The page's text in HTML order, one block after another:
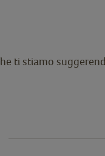
ti stiamo